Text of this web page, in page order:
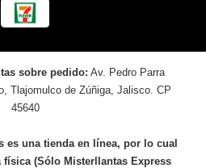
sobre pedido: Av. Pedro Parra
Tlajomulco de Zúñiga, Jalisco. CP
45640
es una tienda en línea, por lo cual
(Sólo Misterllantas Express